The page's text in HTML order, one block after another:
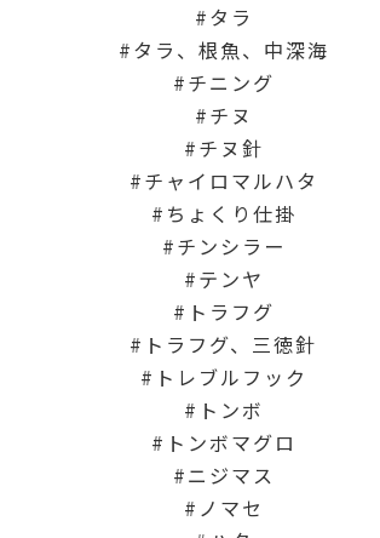
タラ
タラ、根魚、中深海
チニング
チヌ
チヌ針
チャイロマルハタ
ちょくり仕掛
チンシラー
テンヤ
トラフグ
トラフグ、三徳針
トレブルフック
トンボ
トンボマグロ
ニジマス
ノマセ